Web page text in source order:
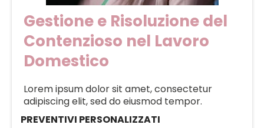
Gestione e Risoluzione del
Contenzioso nel Lavoro
Domestico
Lorem ipsum dolor sit amet, consectetur
adipiscing elit, sed do eiusmod tempor.
PREVENTIVI PERSONALIZZATI